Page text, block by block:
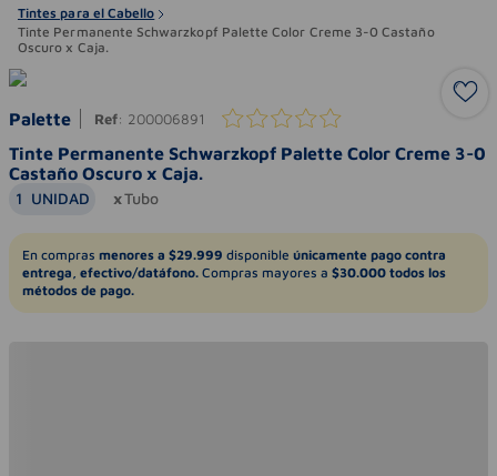
Tintes para el Cabello
Tinte Permanente Schwarzkopf Palette Color Creme 3-0 Castaño
Oscuro x Caja.
Palette Ref: 200006891
Tinte Permanente Schwarzkopf Palette Color Creme 3-0
Castaño Oscuro x Caja.
1 UNIDAD Tubo
En compras menores a $29.999 disponible únicamente pago contra
entrega, efectivo/datáfono. Compras mayores a $30.000 todos los
métodos de pago.